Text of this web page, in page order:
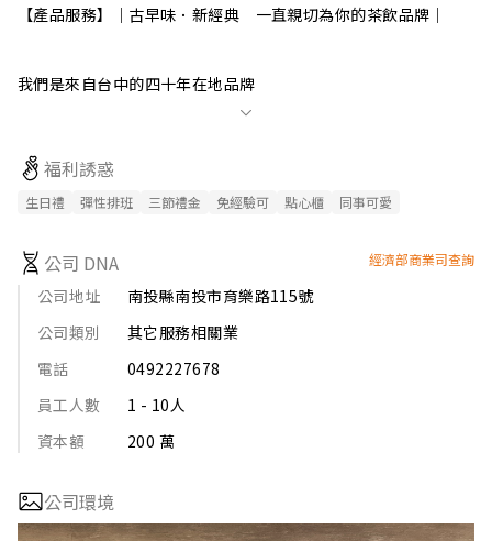
【產品服務】｜古早味．新經典　一直親切為你的茶飲品牌｜
我們是來自台中的四十年在地品牌
一直以來 堅持典藏台灣人無法捨棄的熟悉味道
四十年來已經發酵成許多人關於台中的美食記憶
✅深耕台灣40年台中在地老品牌。
✅嚴選茶源與物料，定期品質篩檢，符合SGS安全認證，免除食安
疑慮。
福利誘惑
生日禮 彈性排班 三節禮金 免經驗可 點心櫃 同事可愛
公司 DNA 經濟部商業司查詢
公司地址
南投縣南投市育樂路115號
公司類別
其它服務相關業
電話
0492227678
員工人數
1 - 10人
資本額
200 萬
公司環境